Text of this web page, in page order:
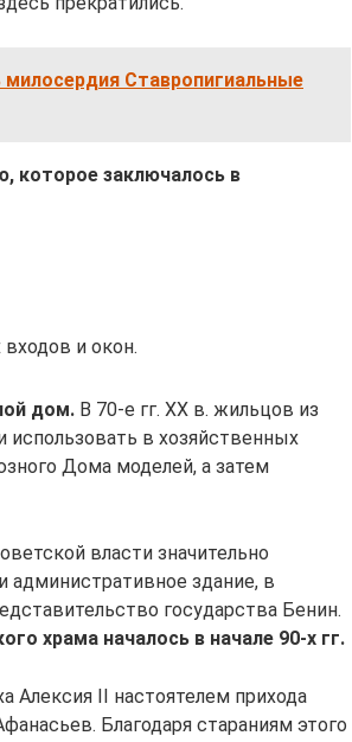
Ставропигиальные
которое заключалось в
и окон.
дом. В 70-е гг. XX в. жильцов из
использовать в хозяйственных
Дома моделей, а затем
власти значительно
административное здание, в
государства Бенин.
храма началось в начале 90-х гг.
Алексия II настоятелем прихода
Благодаря стараниям этого